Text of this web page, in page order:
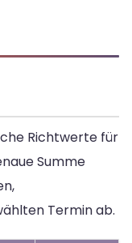
Richtwerte für
Summe
Termin ab.